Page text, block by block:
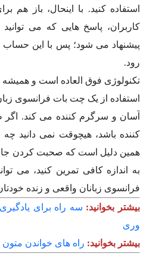
استفاده کنید. با اینحال، باز هم
کاربران، پاسخ هایی که می
پیشنهاد می شود؛ پس با این حساب
رود.
تکنولوژی فوق العاده است و
استفاده از یک چت بات فرانسوی
آسان و سرگرم کننده می کند.
کننده باشد، هیچوقت نمی دانید چه
همین دلیل است که صحبت کردن
به اندازه کافی تمرین کنید، می
فرانسوی زبانان واقعی و زنده
بیشتر بخوانید: سه راه برای
وری
بیشتر بخوانید: راه های خواندن متون